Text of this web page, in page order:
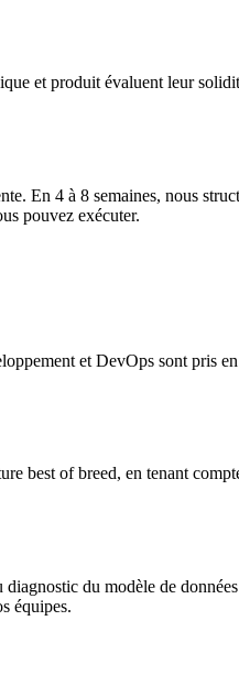
et produit évaluent leur
En 4 à 8 semaines, nous
pouvez exécuter.
et DevOps sont pris
best of breed, en tenant
du modèle de
équipes.